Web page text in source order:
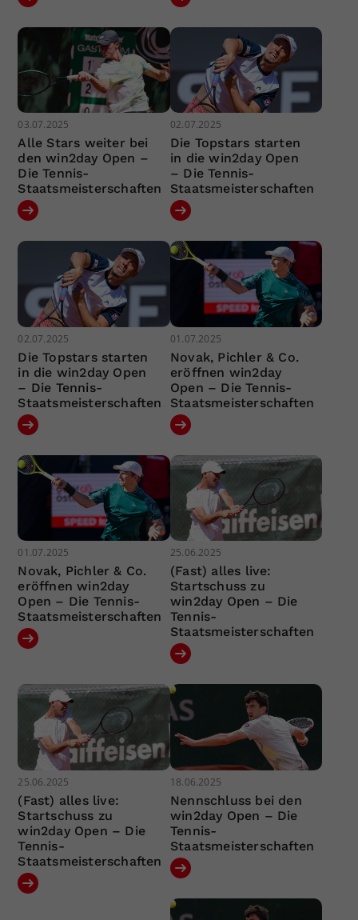
03.07.2025
Alle Stars weiter bei
den win2day Open –
Die Tennis-
Staatsmeisterschaften
02.07.2025
Die Topstars starten
in die win2day Open
– Die Tennis-
Staatsmeisterschaften
02.07.2025
Die Topstars starten
in die win2day Open
– Die Tennis-
Staatsmeisterschaften
01.07.2025
Novak, Pichler & Co.
eröffnen win2day
Open – Die Tennis-
Staatsmeisterschaften
01.07.2025
Novak, Pichler & Co.
eröffnen win2day
Open – Die Tennis-
Staatsmeisterschaften
25.06.2025
(Fast) alles live:
Startschuss zu
win2day Open – Die
Tennis-
Staatsmeisterschaften
25.06.2025
(Fast) alles live:
Startschuss zu
win2day Open – Die
Tennis-
Staatsmeisterschaften
18.06.2025
Nennschluss bei den
win2day Open – Die
Tennis-
Staatsmeisterschaften